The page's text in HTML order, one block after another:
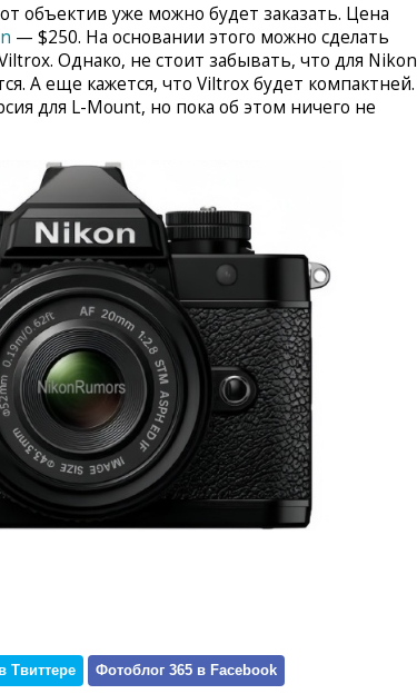
объектив уже можно будет заказать. Цена
— $250. На основании этого можно сделать
Однако, не стоит забывать, что для Nikon
А еще кажется, что Viltrox будет компактней.
для L-Mount, но пока об этом ничего не
Твиттере Фотоблог 365 в Facebook